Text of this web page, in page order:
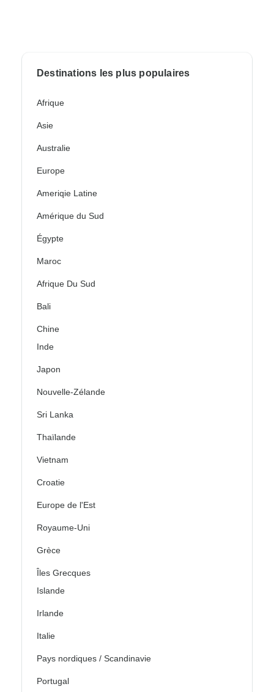
Destinations les plus populaires
Afrique
Asie
Australie
Europe
Ameriqie Latine
Amérique du Sud
Égypte
Maroc
Afrique Du Sud
Bali
Chine
Inde
Japon
Nouvelle-Zélande
Sri Lanka
Thaïlande
Vietnam
Croatie
Europe de l'Est
Royaume-Uni
Grèce
Îles Grecques
Islande
Irlande
Italie
Pays nordiques / Scandinavie
Portugal